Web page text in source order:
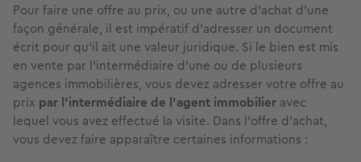
Pour faire une offre au prix, ou une autre d'achat d'une
façon générale, il est impératif d'adresser un document
écrit pour qu'il ait une valeur juridique. Si le bien est mis
en vente par l’intermédiaire d’une ou de plusieurs
agences immobilières, vous devez adresser votre offre au
prix par l’intermédiaire de l’agent immobilier avec
lequel vous avez effectué la visite. Dans l’offre d’achat,
vous devez faire apparaître certaines informations :